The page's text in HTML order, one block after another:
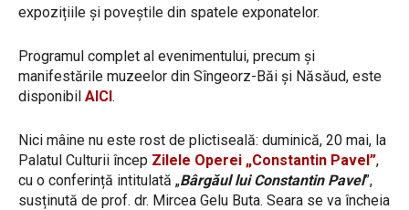
expozițiile și poveștile din spatele exponatelor.
Programul complet al evenimentului, precum și
manifestările muzeelor din Sîngeorz-Băi și Năsăud, este
disponibil AICI.
Nici mâine nu este rost de plictiseală: duminică, 20 mai, la
Palatul Culturii încep Zilele Operei „Constantin Pavel”,
cu o conferință intitulată „Bârgăul lui Constantin Pavel”,
susținută de prof. dr. Mircea Gelu Buta. Seara se va încheia